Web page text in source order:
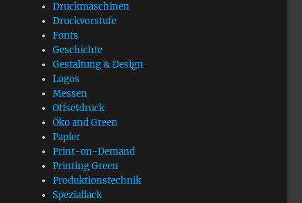
Druckmaschinen
Druckvorstufe
Fonts
Geschichte
Gestaltung & Design
Logos
Messen
Offsetdruck
Öko and Green
Papier
Print-on-Demand
Printing Green
Produktionstechnik
Speziallack